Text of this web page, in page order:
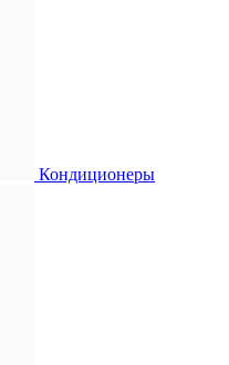
Кондиционеры